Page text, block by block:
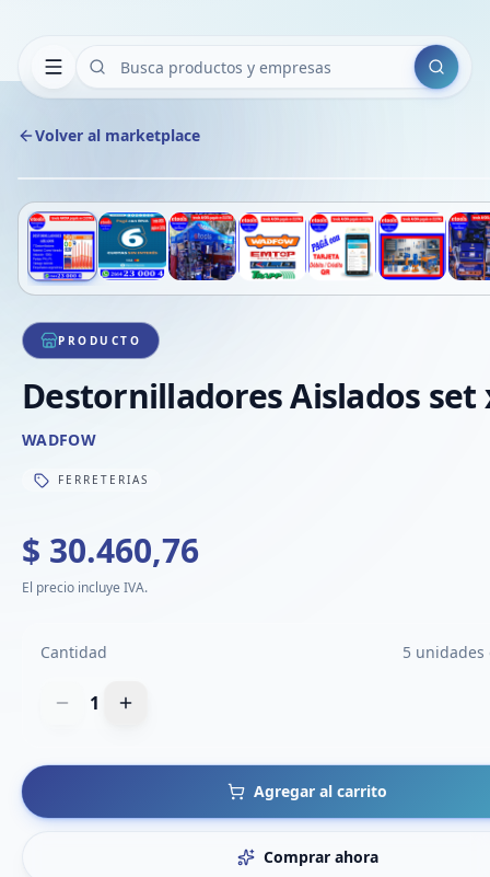
Buscar
Volver al marketplace
1/8
PRODUCTO
Destornilladores Aislados set
WADFOW
FERRETERIAS
$ 30.460,76
El precio incluye IVA.
Cantidad 5
1
Agregar al carrito
Comprar ahora